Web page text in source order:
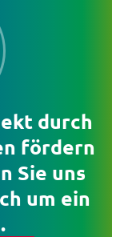
durch
fördern
Sie uns
um ein